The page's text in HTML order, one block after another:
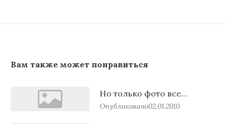
Вам также может понравиться
Но только фото все…
Опубликовано02.01.2010